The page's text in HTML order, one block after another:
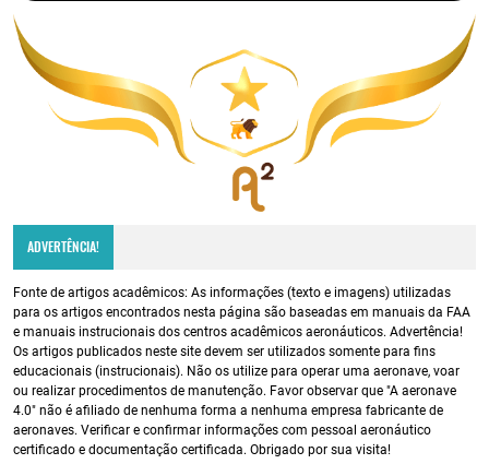
ADVERTÊNCIA!
Fonte de artigos acadêmicos: As informações (texto e imagens) utilizadas
para os artigos encontrados nesta página são baseadas em manuais da FAA
e manuais instrucionais dos centros acadêmicos aeronáuticos. Advertência!
Os artigos publicados neste site devem ser utilizados somente para fins
educacionais (instrucionais). Não os utilize para operar uma aeronave, voar
ou realizar procedimentos de manutenção. Favor observar que "A aeronave
4.0" não é afiliado de nenhuma forma a nenhuma empresa fabricante de
aeronaves. Verificar e confirmar informações com pessoal aeronáutico
certificado e documentação certificada. Obrigado por sua visita!